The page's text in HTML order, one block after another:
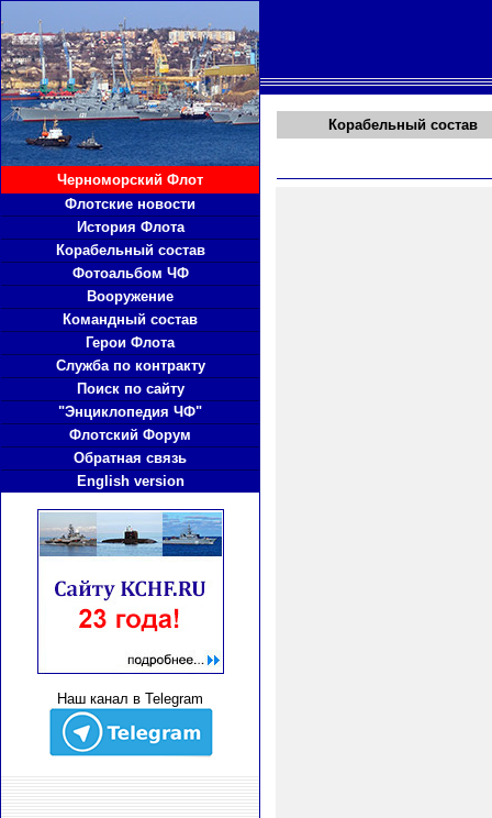
Черноморский Флот
Флотские новости
История Флота
Корабельный состав
Фотоальбом ЧФ
Вооружение
Командный состав
Герои Флота
Служба по контракту
Поиск по сайту
"Энциклопедия ЧФ"
Флотский Форум
Обратная связь
English version
Наш канал в Telegram
Корабельный состав